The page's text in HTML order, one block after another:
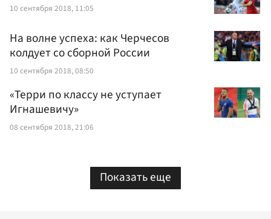
10 сентября 2018, 11:05
На волне успеха: как Черчесов
колдует со сборной России
10 сентября 2018, 08:50
«Терри по классу не уступает
Игнашевичу»
08 сентября 2018, 21:06
Показать еще